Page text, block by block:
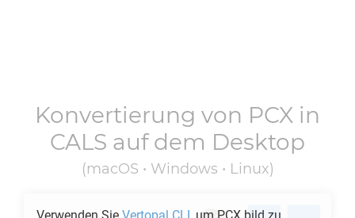
Konvertierung von PCX in
CALS auf dem Desktop
(macOS • Windows • Linux)